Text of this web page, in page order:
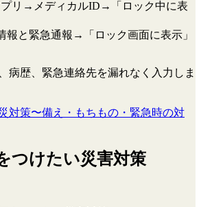
プリ→メディカルID→「ロック中に表
報と緊急通報→「ロック画面に表示」
病歴、緊急連絡先を漏れなく入力しま
対策〜備え・もちもの・緊急時の対
つけたい災害対策